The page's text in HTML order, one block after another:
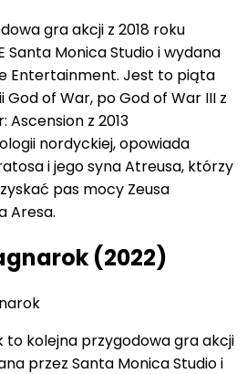
gra akcji z 2018 roku
Santa Monica Studio i wydana
Entertainment. Jest to piąta
God of War, po God of War III z
Ascension z 2013
nordyckiej, opowiada
i jego syna Atreusa, którzy
pas mocy Zeusa
Aresa.
(2022)
to kolejna przygodowa gra akcji
przez Santa Monica Studio i